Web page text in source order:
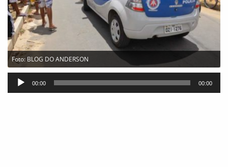
Foto: BLOG DO ANDERSON
Tocador
00:00 00:00